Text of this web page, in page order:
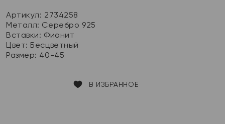
Артикул: 2734258
Металл: Серебро 925
Вставки: Фианит
Цвет: Бесцветный
Размер: 40-45
В ИЗБРАННОЕ